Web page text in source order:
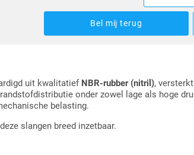
Bel mij terug
uit kwalitatief NBR-rubber (nitril),
onder zowel lage als hoge
belasting.
slangen breed inzetbaar.